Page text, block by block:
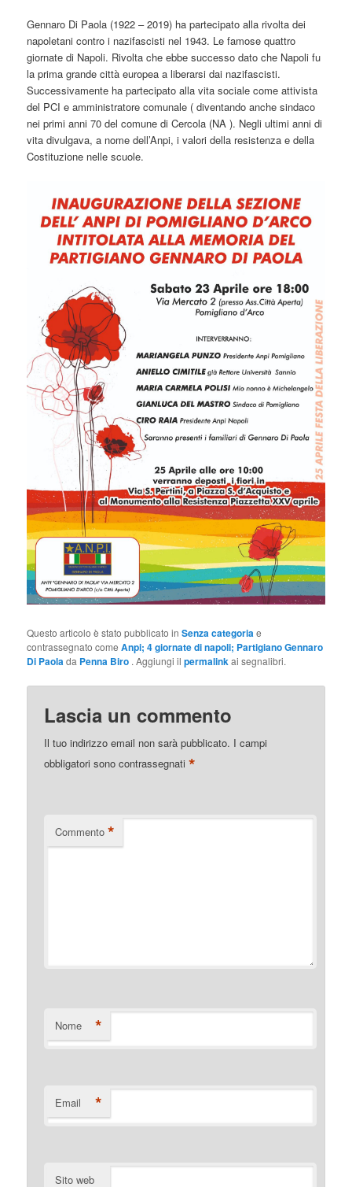
Gennaro Di Paola (1922 – 2019) ha partecipato alla rivolta dei
napoletani contro i nazifascisti nel 1943. Le famose quattro
giornate di Napoli. Rivolta che ebbe successo dato che Napoli fu
la prima grande città europea a liberarsi dai nazifascisti.
Successivamente ha partecipato alla vita sociale come attivista
del PCI e amministratore comunale ( diventando anche sindaco
nei primi anni 70 del comune di Cercola (NA ). Negli ultimi anni di
vita divulgava, a nome dell’Anpi, i valori della resistenza e della
Costituzione nelle scuole.
Questo articolo è stato pubblicato inSenza categoriae
contrassegnato comeAnpi; 4 giornate di napoli; Partigiano Gennaro
Di Paolada Penna Biro . Aggiungi ilpermalinkai segnalibri.
Lascia un commento
Il tuo indirizzo email non sarà pubblicato. I campi
obbligatori sono contrassegnati*
Commento *
Nome *
Email *
Sito web